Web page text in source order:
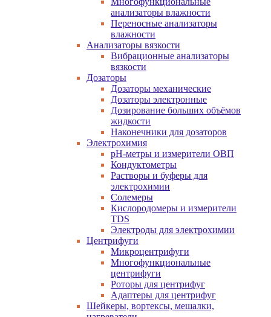
анализаторы влажности
Переносные анализаторы
влажности
Анализаторы вязкости
Вибрационные анализаторы
вязкости
Дозаторы
Дозаторы механические
Дозаторы электронные
Дозирование больших объёмов
жидкости
Наконечники для дозаторов
Электрохимия
pH-метры и измерители ОВП
Кондуктометры
Растворы и буферы для
электрохимии
Солемеры
Кислородомеры и измерители
TDS
Электроды для электрохимии
Центрифуги
Микроцентрифуги
Многофункциональные
центрифуги
Роторы для центрифуг
Адаптеры для центрифуг
Шейкеры, вортексы, мешалки,